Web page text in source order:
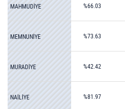
%66.03
%73.63
%42.42
%81.97
MAHMUDİYE
MEMNUNİYE
MURADİYE
NAİLİYE